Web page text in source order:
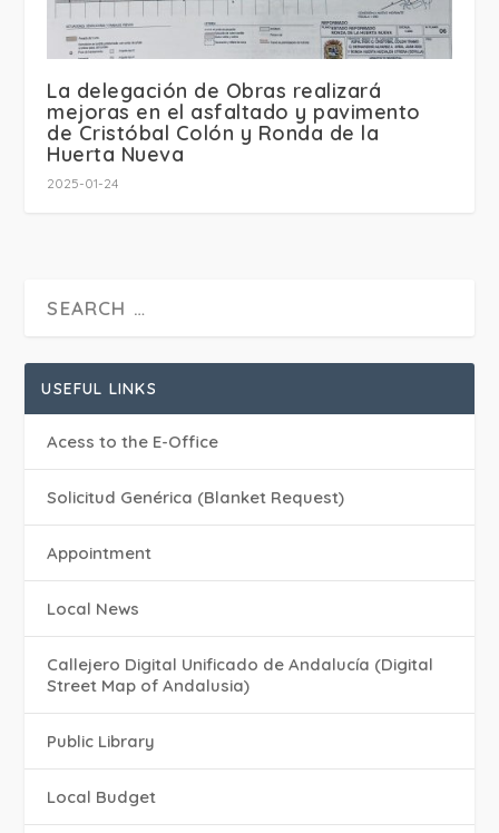
La delegación de Obras realizará
mejoras en el asfaltado y pavimento
de Cristóbal Colón y Ronda de la
Huerta Nueva
2025-01-24
USEFUL LINKS
Acess to the E-Office
Solicitud Genérica (Blanket Request)
Appointment
Local News
Callejero Digital Unificado de Andalucía (Digital
Street Map of Andalusia)
Public Library
Local Budget